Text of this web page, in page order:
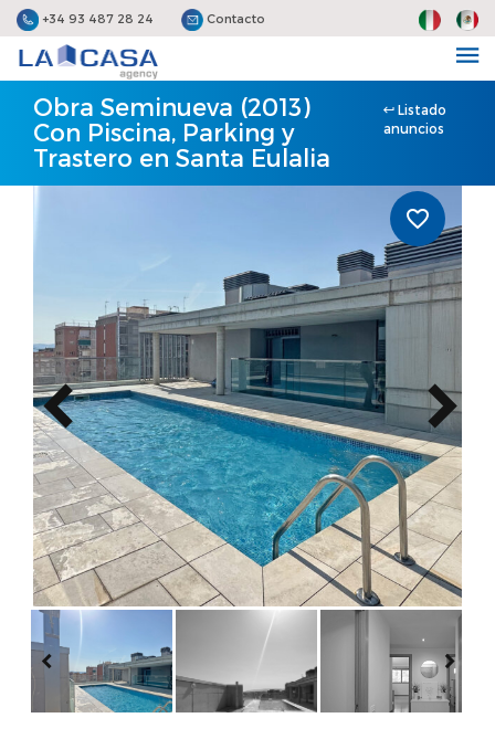
+34 93 487 28 24 Contacto
Obra Seminueva (2013)
Con Piscina, Parking y
Trastero en Santa Eulalia
Listado
anuncios